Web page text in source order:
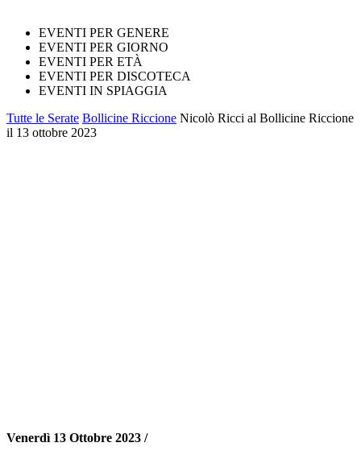
EVENTI PER GENERE
EVENTI PER GIORNO
EVENTI PER ETÀ
EVENTI PER DISCOTECA
EVENTI IN SPIAGGIA
Tutte le Serate Bollicine Riccione Nicolò Ricci al Bollicine Riccione
il 13 ottobre 2023
Venerdì 13 Ottobre 2023 /